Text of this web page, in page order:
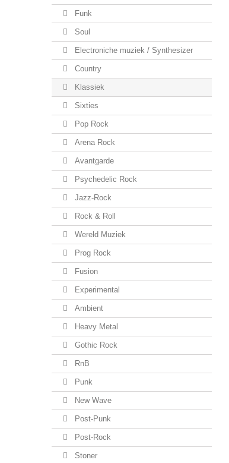
Funk
Soul
Electroniche muziek / Synthesizer
Country
Klassiek
Sixties
Pop Rock
Arena Rock
Avantgarde
Psychedelic Rock
Jazz-Rock
Rock & Roll
Wereld Muziek
Prog Rock
Fusion
Experimental
Ambient
Heavy Metal
Gothic Rock
RnB
Punk
New Wave
Post-Punk
Post-Rock
Stoner